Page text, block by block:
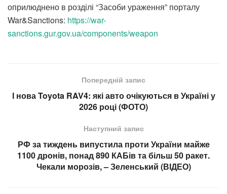
оприлюднено в розділі “Засоби ураження” порталу
War&Sanctions: https://war-
sanctions.gur.gov.ua/components/weapon
Попередній запис
І нова Toyota RAV4: які авто очікуються в Україні у
2026 році (ФОТО)
Наступний запис
РФ за тиждень випустила проти України майже
1100 дронів, понад 890 КАБів та більш 50 ракет.
Чекали морозів, – Зеленський (ВІДЕО)